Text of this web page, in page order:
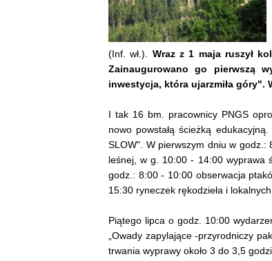
(Inf. wł.). Wraz z 1 maja ruszył
Zainaugurowano go pierwszą
inwestycja, która ujarzmiła góry".
I tak 16 bm. pracownicy PNGS
nowo powstałą ścieżką
SLOW". W pierwszym dniu w godz.:
leśnej, w g. 10:00 - 14:00 wyprawa
godz.: 8:00 - 10:00 obserwacja
15:30 ryneczek rękodzieła i
Piątego lipca o godz. 10:00
„Owady zapylające -przyrodniczy
trwania wyprawy około 3 do 3,5